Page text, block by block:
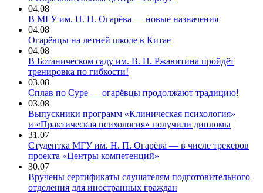
04.08
В МГУ им. Н. П. Огарёва — новые назначения
04.08
Огарёвцы на летней школе в Китае
04.08
В Ботаническом саду им. В. Н. Ржавитина пройдёт
тренировка по гибкости!
03.08
Сплав по Суре — огарёвцы продолжают традицию!
03.08
Выпускники программ «Клиническая психология»
и «Практическая психология» получили дипломы
31.07
Студентка МГУ им. Н. П. Огарёва — в числе трекеров
проекта «Центры компетенций»
30.07
Вручены сертификаты слушателям подготовительного
отделения для иностранных граждан